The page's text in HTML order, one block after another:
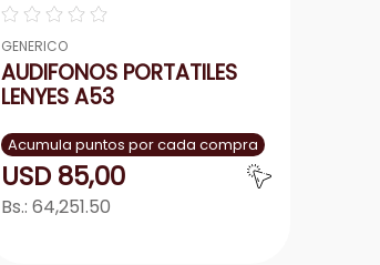
☆☆☆☆☆
GENERICO
AUDIFONOS PORTATILES
LENYES A53
Acumula puntos por cada compra
USD 85,00
Bs.: 64,251.50